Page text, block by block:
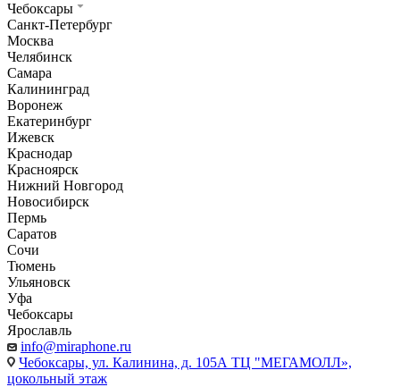
Чебоксары
Санкт-Петербург
Москва
Челябинск
Самара
Калининград
Воронеж
Екатеринбург
Ижевск
Краснодар
Красноярск
Нижний Новгород
Новосибирск
Пермь
Саратов
Сочи
Тюмень
Ульяновск
Уфа
Чебоксары
Ярославль
info@miraphone.ru
Чебоксары, ул. Калинина, д. 105А ТЦ "МЕГАМОЛЛ»,
цокольный этаж